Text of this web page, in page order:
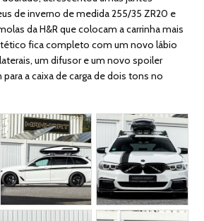
de inverno de medida 255/35 ZR20 e
da H&R que colocam a carrinha mais
fica completo com um novo lábio
um difusor e um novo spoiler
a caixa de carga de dois tons no